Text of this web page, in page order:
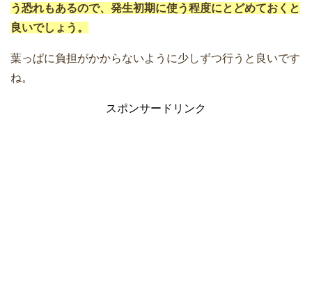
う恐れもあるので、発生初期に使う程度にとどめておくと
良いでしょう。
葉っぱに負担がかからないように少しずつ行うと良いです
ね。
スポンサードリンク